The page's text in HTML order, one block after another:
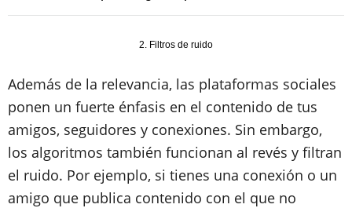
2. Filtros de ruido
Además de la relevancia, las plataformas sociales
ponen un fuerte énfasis en el contenido de tus
amigos, seguidores y conexiones. Sin embargo,
los algoritmos también funcionan al revés y filtran
el ruido. Por ejemplo, si tienes una conexión o un
amigo que publica contenido con el que no